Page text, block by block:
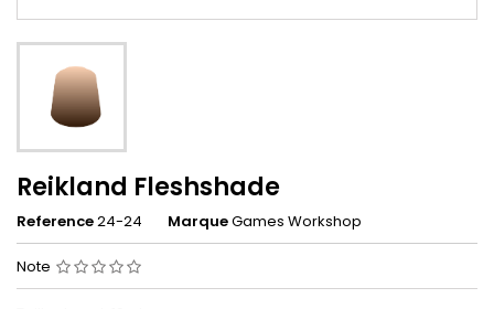
Reikland Fleshshade
Reference24-24 MarqueGames Workshop
Note